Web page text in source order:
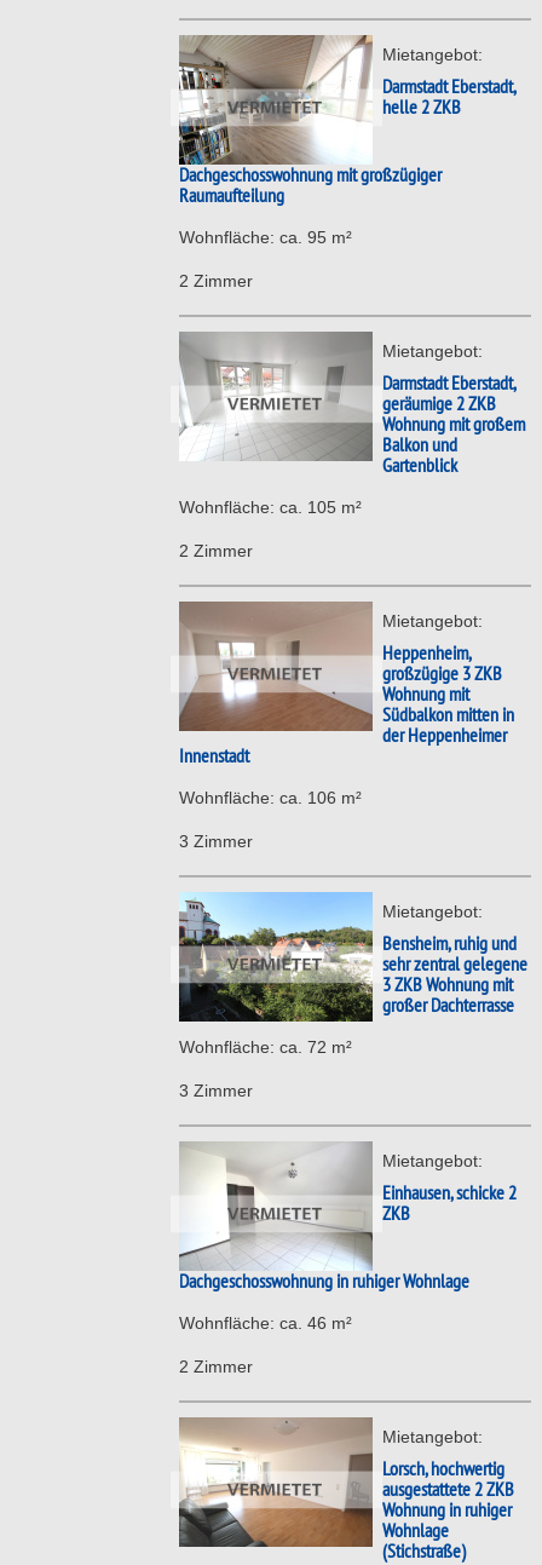
Mietangebot:
Darmstadt Eberstadt,
helle 2 ZKB
Dachgeschosswohnung mit großzügiger
Raumaufteilung
Wohnfläche: ca. 95 m²
2 Zimmer
Mietangebot:
Darmstadt Eberstadt,
geräumige 2 ZKB
Wohnung mit großem
Balkon und
Gartenblick
Wohnfläche: ca. 105 m²
2 Zimmer
Mietangebot:
Heppenheim,
großzügige 3 ZKB
Wohnung mit
Südbalkon mitten in
der Heppenheimer
Innenstadt
Wohnfläche: ca. 106 m²
3 Zimmer
Mietangebot:
Bensheim, ruhig und
sehr zentral gelegene
3 ZKB Wohnung mit
großer Dachterrasse
Wohnfläche: ca. 72 m²
3 Zimmer
Mietangebot:
Einhausen, schicke 2
ZKB
Dachgeschosswohnung in ruhiger Wohnlage
Wohnfläche: ca. 46 m²
2 Zimmer
Mietangebot:
Lorsch, hochwertig
ausgestattete 2 ZKB
Wohnung in ruhiger
Wohnlage
(Stichstraße)